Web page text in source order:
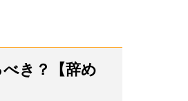
き？【辞め